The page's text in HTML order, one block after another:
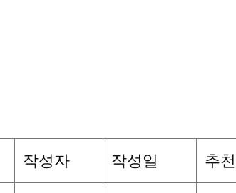
작성자 작성일 추천